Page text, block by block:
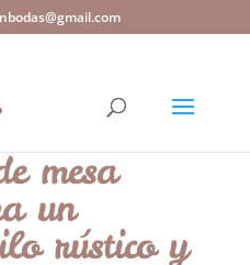
mesa
un
rústico y